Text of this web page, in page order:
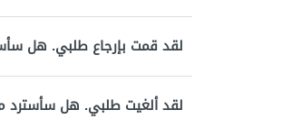
لقد قمت بإرجاع طلبي. هل
لقد ألغيت طلبي. هل سأسترد